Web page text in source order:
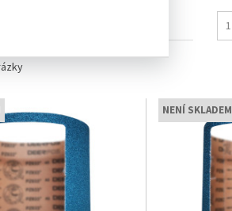
NENÍ SKLADEM